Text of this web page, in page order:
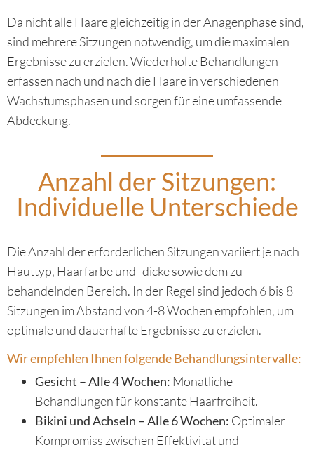
Da nicht alle Haare gleichzeitig in der Anagenphase sind,
sind mehrere Sitzungen notwendig, um die maximalen
Ergebnisse zu erzielen. Wiederholte Behandlungen
erfassen nach und nach die Haare in verschiedenen
Wachstumsphasen und sorgen für eine umfassende
Abdeckung.
Anzahl der Sitzungen:
Individuelle Unterschiede
Die Anzahl der erforderlichen Sitzungen variiert je nach
Hauttyp, Haarfarbe und -dicke sowie dem zu
behandelnden Bereich. In der Regel sind jedoch 6 bis 8
Sitzungen im Abstand von 4-8 Wochen empfohlen, um
optimale und dauerhafte Ergebnisse zu erzielen.
Wir empfehlen Ihnen folgende Behandlungsintervalle:
Gesicht – Alle 4 Wochen: Monatliche
Behandlungen für konstante Haarfreiheit.
Bikini und Achseln – Alle 6 Wochen: Optimaler
Kompromiss zwischen Effektivität und